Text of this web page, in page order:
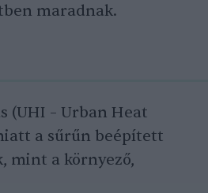
maradnak.
(UHI – Urban Heat
a sűrűn beépített
mint a környező,